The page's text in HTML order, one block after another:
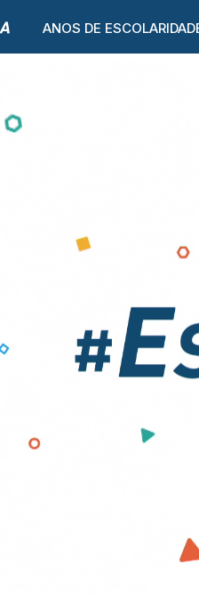
ANOS DE